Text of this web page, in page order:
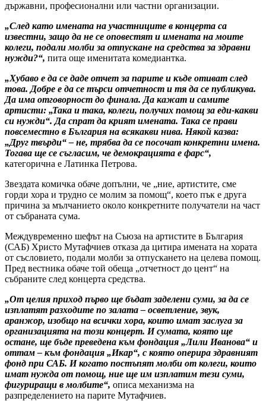
държавни, професионални или частни организации.
„След като имената на участниците в концерта са
известни, защо да не се оповестят и имената на моите
колеги, подали молби за отпускане на средства за здравни
нужди?“, пита още именитата комедиантка.
„Хубаво е да се даде отчет за парите и къде отиват след
това. Добре е да се търси отчетност и тя да се публикува.
Да има отговорност до финала. Да кажат и самите
артисти: „Така и така, колеги, получих помощ за еди-какви
си нужди“. Да спрат да крият имената. Така се прави
повсеместно в България на всякакви нива. Някой казва:
„Друг твърди“ – не, трябва да се посочат конкретни имена.
Тогава ще се съгласим, че демокрацията е фарс“,
категорична е Латинка Петрова.
Звездата комичка обаче допълни, че „ние, артистите, сме
горди хора и трудно се молим за помощ“, което пък е друга
причина за мълчанието около конкретните получатели на част
от събраната сума.
Междувременно шефът на Съюза на артистите в България
(САБ) Христо Мутафчиев отказа да цитира имената на хората
от съсловието, подали молби за отпускането на целева помощ.
Пред вестника обаче той обеща „отчетност до цент“ на
събраните след концерта средства.
„От целия приход първо ще бъдат заделени суми, за да се
изплатят разходите по залата – осветление, звук,
аранжор, изобщо на всички хора, които имат заслуга за
организацията на този концерт. И сумата, която ще
остане, ще бъде преведена към фондация „Лили Иванова“ и
оттам – към фондация „Икар“, с която оперира здравният
фонд при САБ. И когато постъпят молби от колеги, които
имат нужда от помощ, ние ще им изплатим тези суми,
фигуриращи в молбите“, описа механизма на
разпределението на парите Мутафчиев.